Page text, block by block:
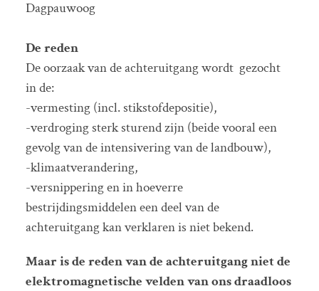
Dagpauwoog
De reden
De oorzaak van de achteruitgang wordt gezocht
in de:
-vermesting (incl. stikstofdepositie),
-verdroging sterk sturend zijn (beide vooral een
gevolg van de intensivering van de landbouw),
-klimaatverandering,
-versnippering en in hoeverre
bestrijdingsmiddelen een deel van de
achteruitgang kan verklaren is niet bekend.
Maar is de reden van de achteruitgang niet de
elektromagnetische velden van ons draadloos